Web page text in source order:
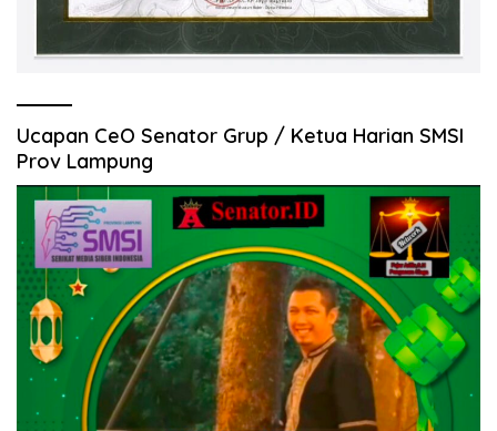
Ucapan CeO Senator Grup / Ketua Harian SMSI
Prov Lampung